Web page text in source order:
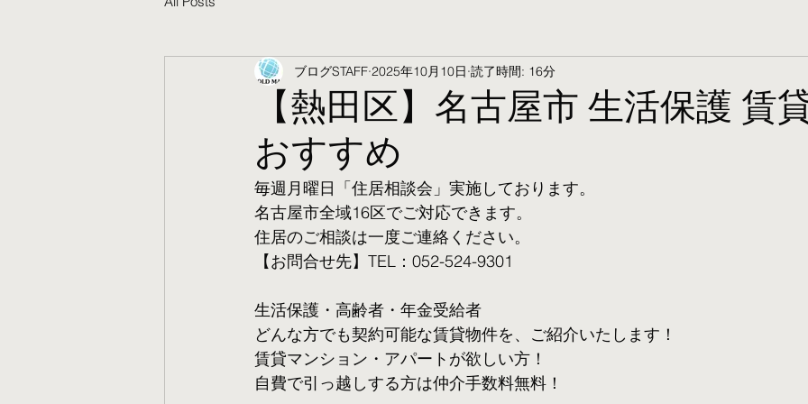
【熱田区】名古屋市 生活保護 賃
おすすめ
ブログSTAFF 2025年10月10日 読了時間: 16分
毎週月曜日「住居相談会」実施しております。
名古屋市全域16区でご対応できます。
住居のご相談は一度ご連絡ください。
【お問合せ先】TEL：052-524-9301
生活保護・高齢者・年金受給者
​どんな方でも契約可能な賃貸物件を、ご紹介いたします！
賃貸マンション・アパートが欲しい方！
自費で引っ越しする方は仲介手数料無料！